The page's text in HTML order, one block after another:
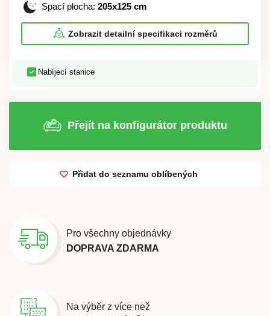
Spací plocha: 205x125 cm
Zobrazit detailní specifikaci rozměrů
Nabíjecí stanice
Přejít na konfigurátor produktu
Přidat do seznamu oblíbených
Pro všechny objednávky
DOPRAVA ZDARMA
Na výběr z více než